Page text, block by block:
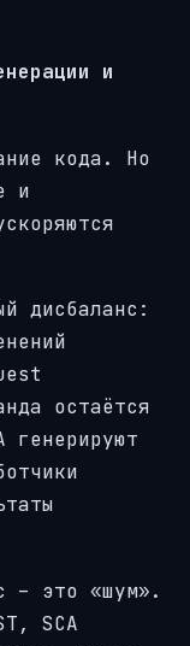
и
кода. Но
и
дисбаланс:
остаётся
генерируют
– это «шум».
SCA